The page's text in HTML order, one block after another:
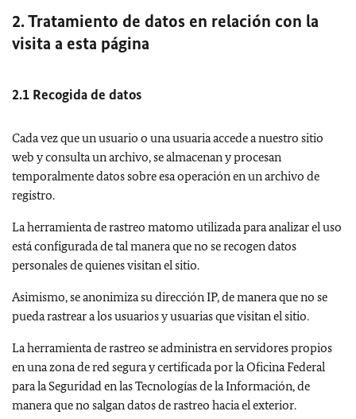
2. Tratamiento de datos en relación con la
visita a esta página
2.1 Recogida de datos
Cada vez que un usuario o una usuaria accede a nuestro sitio
web y consulta un archivo, se almacenan y procesan
temporalmente datos sobre esa operación en un archivo de
registro.
La herramienta de rastreo matomo utilizada para analizar el uso
está configurada de tal manera que no se recogen datos
personales de quienes visitan el sitio.
Asimismo, se anonimiza su dirección IP, de manera que no se
pueda rastrear a los usuarios y usuarias que visitan el sitio.
La herramienta de rastreo se administra en servidores propios
en una zona de red segura y certificada por la Oficina Federal
para la Seguridad en las Tecnologías de la Información, de
manera que no salgan datos de rastreo hacia el exterior.